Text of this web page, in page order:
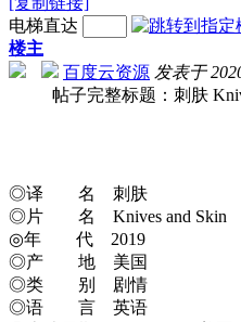
电梯直达
楼主
百度云资源 发表于
帖子完整标题：刺肤
◎译 名 刺肤
◎片 名 Knives and Skin
◎年 代 2019
◎产 地 美国
◎类 别 剧情
◎语 言 英语